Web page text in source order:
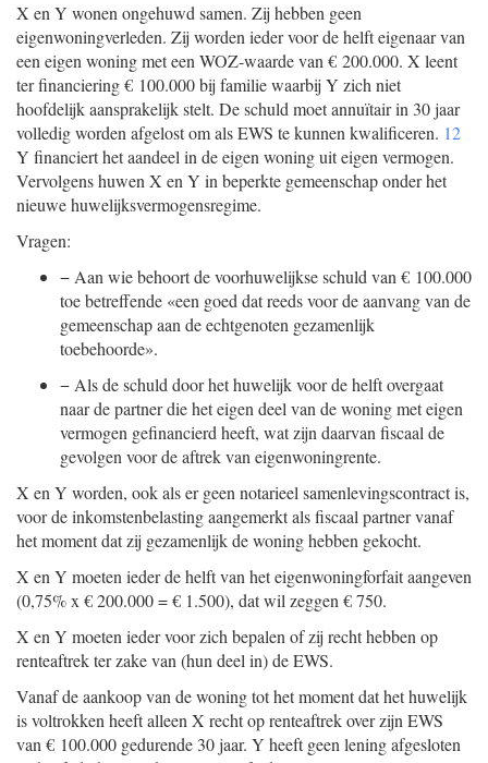
X en Y wonen ongehuwd samen. Zij hebben geen
eigenwoningverleden. Zij worden ieder voor de helft eigenaar van
een eigen woning met een WOZ-waarde van € 200.000. X leent
ter financiering € 100.000 bij familie waarbij Y zich niet
hoofdelijk aansprakelijk stelt. De schuld moet annuïtair in 30 jaar
volledig worden afgelost om als EWS te kunnen kwalificeren. 12
Y financiert het aandeel in de eigen woning uit eigen vermogen.
Vervolgens huwen X en Y in beperkte gemeenschap onder het
nieuwe huwelijksvermogensregime.
Vragen:
− Aan wie behoort de voorhuwelijkse schuld van € 100.000
toe betreffende «een goed dat reeds voor de aanvang van de
gemeenschap aan de echtgenoten gezamenlijk
toebehoorde».
− Als de schuld door het huwelijk voor de helft overgaat
naar de partner die het eigen deel van de woning met eigen
vermogen gefinancierd heeft, wat zijn daarvan fiscaal de
gevolgen voor de aftrek van eigenwoningrente.
X en Y worden, ook als er geen notarieel samenlevingscontract is,
voor de inkomstenbelasting aangemerkt als fiscaal partner vanaf
het moment dat zij gezamenlijk de woning hebben gekocht.
X en Y moeten ieder de helft van het eigenwoningforfait aangeven
(0,75% x € 200.000 = € 1.500), dat wil zeggen € 750.
X en Y moeten ieder voor zich bepalen of zij recht hebben op
renteaftrek ter zake van (hun deel in) de EWS.
Vanaf de aankoop van de woning tot het moment dat het huwelijk
is voltrokken heeft alleen X recht op renteaftrek over zijn EWS
van € 100.000 gedurende 30 jaar. Y heeft geen lening afgesloten